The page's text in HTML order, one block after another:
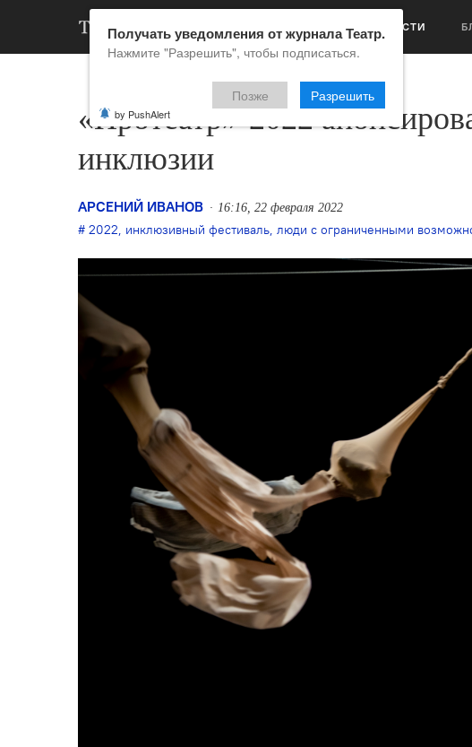
НОВОСТИ
«Протеатр»-2022
инклюзии
АРСЕНИЙ ИВАНОВ 16:16, 22 февраля 2022
2022, инклюзивный фестиваль, люди с ограниченными
Получать уведомления от журнала Театр.
Нажмите "Разрешить", чтобы подписаться.
Позже Разрешить
by PushAlert